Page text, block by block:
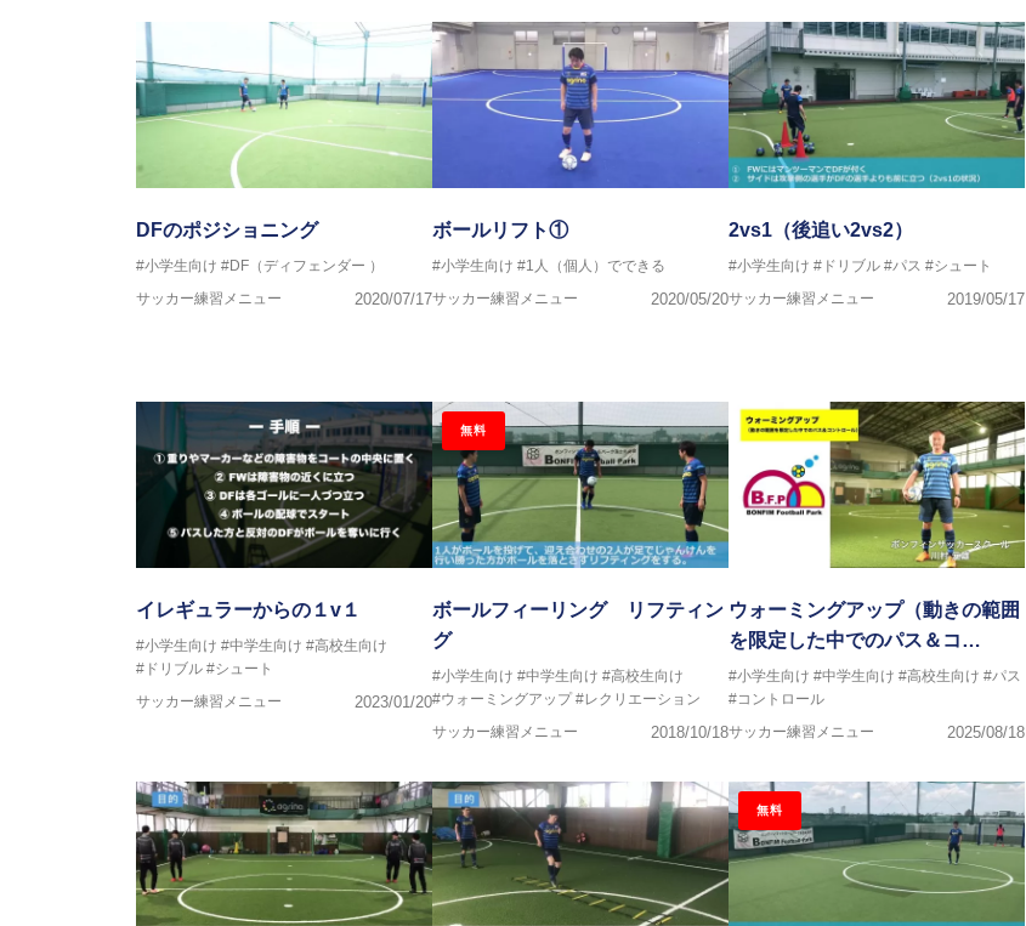
DFのポジショニング
#小学生向け #DF（ディフェンダー ）
サッカー練習メニュー
2020/07/17
ボールリフト①
#小学生向け #1人（個人）でできる
サッカー練習メニュー
2020/05/20
2vs1（後追い2vs2）
#小学生向け #ドリブル #パス #シュート
サッカー練習メニュー
2019/05/17
イレギュラーからの１v１
#小学生向け #中学生向け #高校生向け
#ドリブル #シュート
サッカー練習メニュー
2023/01/20
無料
ボールフィーリング リフティン
グ
#小学生向け #中学生向け #高校生向け
#ウォーミングアップ #レクリエーション
サッカー練習メニュー
2018/10/18
ウォーミングアップ（動きの範囲
を限定した中でのパス＆コ…
#小学生向け #中学生向け #高校生向け #パス
#コントロール
サッカー練習メニュー
2025/08/18
無料